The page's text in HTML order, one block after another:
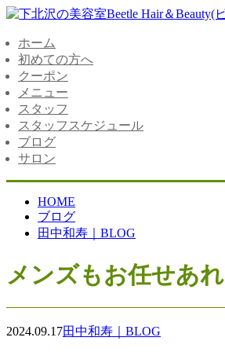
ホーム
初めての方へ
クーポン
メニュー
スタッフ
スタッフスケジュール
ブログ
サロン
HOME
ブログ
田中和寿｜BLOG
メンズもお任せあれ
2024.09.17田中和寿｜BLOG